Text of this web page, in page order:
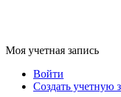
Моя учетная запись
Войти
Создать учетную